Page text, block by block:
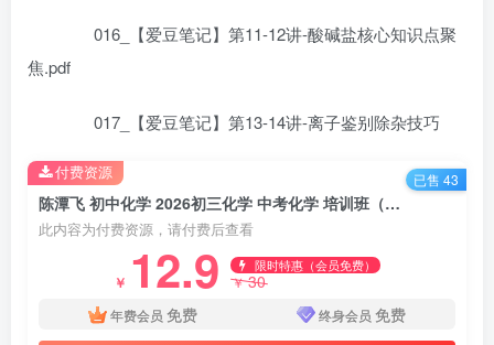
016_【爱豆笔记】第11-12讲-酸碱盐核心知识点聚
焦.pdf
017_【爱豆笔记】第13-14讲-离子鉴别除杂技巧
陈潭飞 初中化学 2026初三化学 中考化学 培训班（春上·全国版·A+）百度网盘下载
此内容为付费资源，请付费后查看
￥ 12.9 限时特惠（会员免费）
￥30
年费会员 免费 终身会员 免费
付费资源 已售 43